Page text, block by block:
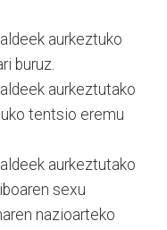
aurkeztuko
buruz.
aurkeztutako
tentsio eremu
aurkeztutako
sexu
nazioarteko